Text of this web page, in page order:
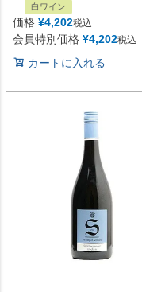
白ワイン
価格 ¥4,202税込
会員特別価格 ¥4,202税込
カートに入れる